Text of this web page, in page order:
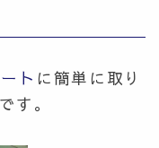
ト に簡単に取り
す。